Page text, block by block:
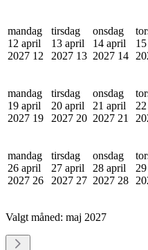
mandag
12 april
2027 12
tirsdag
13 april
2027 13
onsdag
14 april
2027 14
mandag
19 april
2027 19
tirsdag
20 april
2027 20
onsdag
21 april
2027 21
mandag
26 april
2027 26
tirsdag
27 april
2027 27
onsdag
28 april
2027 28
Valgt måned: maj 2027